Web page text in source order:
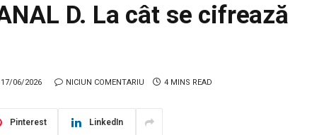
D. La cât se cifrează
17/06/2026 NICIUN COMENTARIU 4 MINS READ
Pinterest LinkedIn